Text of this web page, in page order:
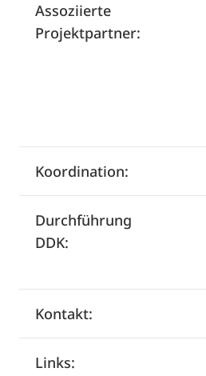
Assoziierte
Projektpartner:
Koordination:
Durchführung
DDK:
Kontakt:
Links: